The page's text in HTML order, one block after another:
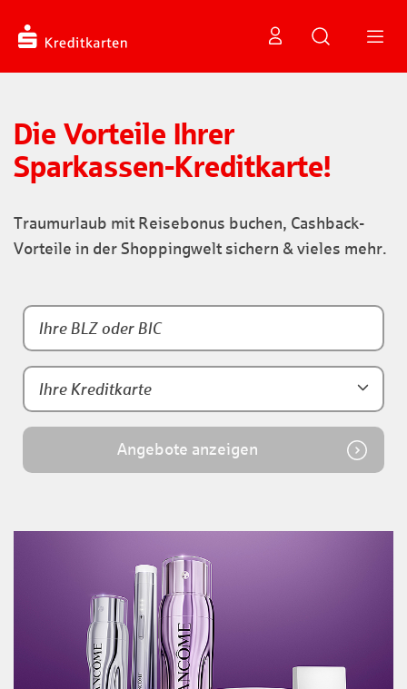
Die Vorteile Ihrer
Sparkassen-Kreditkarte!
Traumurlaub mit Reisebonus buchen, Cashback-
Vorteile in der Shoppingwelt sichern & vieles mehr.
Angebote anzeigen